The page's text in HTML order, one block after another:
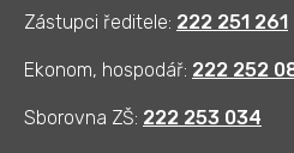
Zástupci ředitele: 222 251 261
Ekonom, hospodář: 222 252
Sborovna ZŠ: 222 253 034